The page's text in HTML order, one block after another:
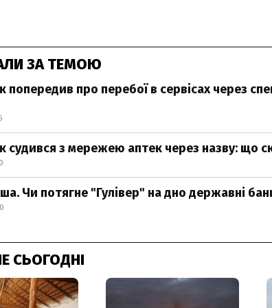
ЗА ТЕМОЮ
про перебої в сервісах через
судився з мережею аптек через назву: що
Чи потягне "Гулівер" на дно державні
СЬОГОДНІ